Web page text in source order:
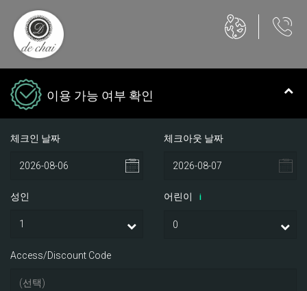
이용 가능 여부 확인
체크인 날짜 체크아웃 날짜
성인 어린이 i
Access/Discount Code